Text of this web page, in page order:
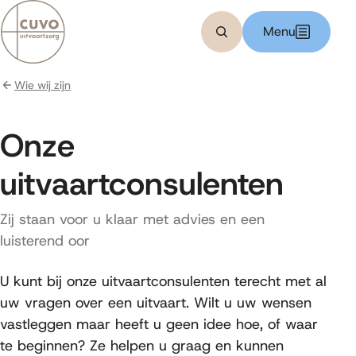
Zoeken
Menu
Bereken kosten
Wie wij zijn
Onze
uitvaartconsulenten
Zij staan voor u klaar met advies en een
luisterend oor
U kunt bij onze uitvaartconsulenten terecht met al
uw vragen over een uitvaart. Wilt u uw wensen
vastleggen maar heeft u geen idee hoe, of waar
te beginnen? Ze helpen u graag en kunnen